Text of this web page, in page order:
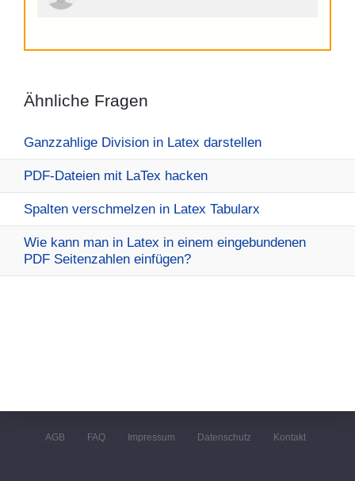
Ähnliche Fragen
Ganzzahlige Division in Latex darstellen
PDF-Dateien mit LaTex hacken
Spalten verschmelzen in Latex Tabularx
Wie kann man in Latex in einem eingebundenen
PDF Seitenzahlen einfügen?
AGB FAQ Impressum Datenschutz Kontakt